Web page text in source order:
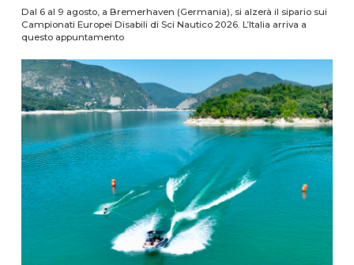
Dal 6 al 9 agosto, a Bremerhaven (Germania), si alzerà il sipario sui
Campionati Europei Disabili di Sci Nautico 2026. L’Italia arriva a
questo appuntamento